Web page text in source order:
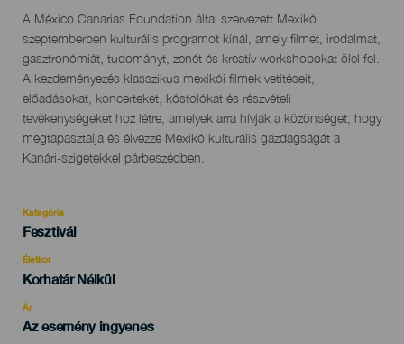
Descripción
del
evento
A México Canarias Foundation által szervezett Mexikó
szeptemberben kulturális programot kínál, amely filmet, irodalmat,
gasztronómiát, tudományt, zenét és kreatív workshopokat ölel fel.
A kezdeményezés klasszikus mexikói filmek vetítéseit,
előadásokat, koncerteket, kóstolókat és részvételi
tevékenységeket hoz létre, amelyek arra hívják a közönséget, hogy
megtapasztalja és élvezze Mexikó kulturális gazdagságát a
Kanári-szigetekkel párbeszédben.
Kategória
Categoría
evento
Fesztivál
Életkor
Edad
Korhatár Nélkül
Ár
Az esemény ingyenes